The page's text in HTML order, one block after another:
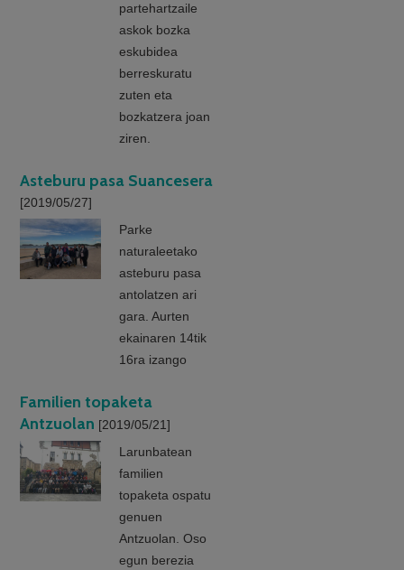
partehartzaile
askok bozka
eskubidea
berreskuratu
zuten eta
bozkatzera joan
ziren.
Asteburu pasa Suancesera
[2019/05/27]
Parke
naturaleetako
asteburu pasa
antolatzen ari
gara. Aurten
ekainaren 14tik
16ra izango
Familien topaketa
Antzuolan [2019/05/21]
Larunbatean
familien
topaketa ospatu
genuen
Antzuolan. Oso
egun berezia